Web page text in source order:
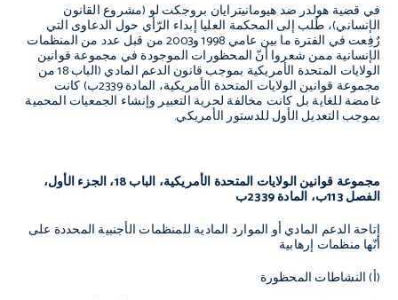
في قضية هولدر ضد هيومانيترايان بروجكت لو (مشروع القانون
الإنساني)، طٌلب إلى المحكمة العليا إبداء الرّأي حول الدعاوى التي
رٌفِعت في الفترة ما بين عامي 1998 و2003 من قبل عدد من المنظمات
الإنسانية ممن شعروا أنّ المحظورات الموجودة في مجموعة قوانين
الولايات المتحدة الأمريكية بموجب قانون الدعم المادي (الباب 18 من
مجموعة قوانين الولايات المتحدة الأمريكية، المادة 2339ب) كانت
غامضة للغاية بل كانت مخالفة لحرية التعبير وإنشاء الجمعيات المحمية
بموجب التعديل الأول للدستور الأمريكي.
مجموعة قوانين الولايات المتحدة الأمريكية، الباب 18، الجزء الأول،
الفصل 113ب، المادة 2339ب
إتاحة الدعم المادي أو الموارد المادية للمنظمات الأجنبية المحددة على
أنّها منظمات إرهابية
(أ) النشاطات المحظورة